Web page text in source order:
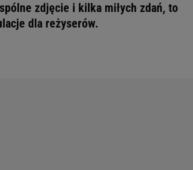
zdjęcie i kilka miłych zdań, to
dla reżyserów.